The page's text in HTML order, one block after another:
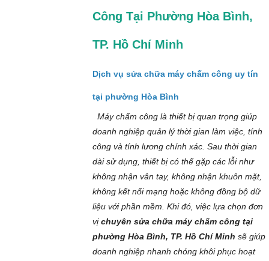
Công Tại Phường Hòa Bình,
TP. Hồ Chí Minh
Dịch vụ sửa chữa máy chấm công uy tín
tại phường Hòa Bình
Máy chấm công là thiết bị quan trọng giúp
doanh nghiệp quản lý thời gian làm việc, tính
công và tính lương chính xác. Sau thời gian
dài sử dụng, thiết bị có thể gặp các lỗi như
không nhận vân tay, không nhận khuôn mặt,
không kết nối mạng hoặc không đồng bộ dữ
liệu với phần mềm. Khi đó, việc lựa chọn đơn
vịchuyên sửa chữa máy chấm công tại
phường Hòa Bình, TP. Hồ Chí Minh sẽ giúp
doanh nghiệp nhanh chóng khôi phục hoạt